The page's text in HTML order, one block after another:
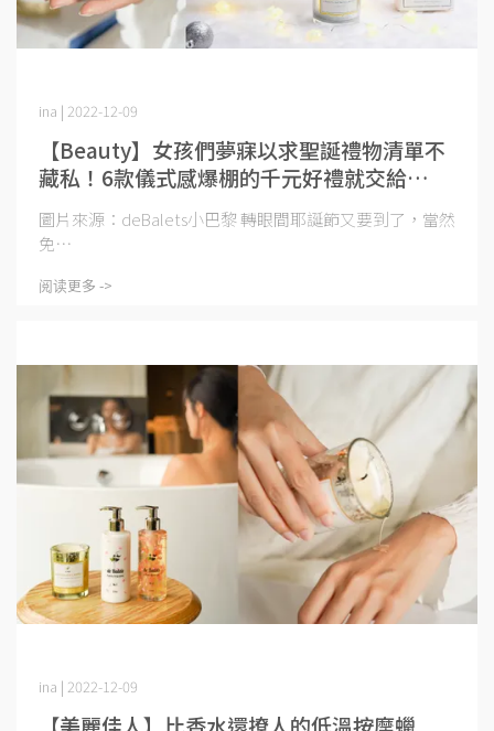
【Beauty】女孩們夢寐以求聖誕禮物清單不
藏私！6款儀式感爆棚的千元好禮就交給
deBalets小巴黎！
ina | 2022-12-09
圖片來源：deBalets小巴黎 轉眼間耶誕節又要到了，當然
免⋯
阅读更多 ->
【美麗佳人】比香水還撩人的低溫按摩蠟
ina | 2022-12-09